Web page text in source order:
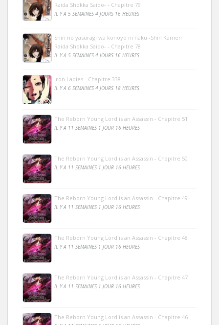
Raida Shokka Saido- - Chapitre 79
IL Y A 5 SEMAINES 4 JOURS 16 HEURES
Shin no yasuragi wa konoyo ni naku -Shin Kamen
Raida Shokka Saido- - Chapitre 78
IL Y A 5 SEMAINES 4 JOURS 16 HEURES
Iron Ladies - Chapitre 338
IL Y A 6 SEMAINES 4 JOURS 18 HEURES
The Reborn Young Lord is an Assassin - Chapitre 51
IL Y A 11 SEMAINES 1 JOUR 16 HEURES
The Reborn Young Lord is an Assassin - Chapitre 50
IL Y A 11 SEMAINES 1 JOUR 16 HEURES
The Reborn Young Lord is an Assassin - Chapitre 49
IL Y A 11 SEMAINES 1 JOUR 16 HEURES
The Reborn Young Lord is an Assassin - Chapitre 48
IL Y A 11 SEMAINES 1 JOUR 16 HEURES
The Reborn Young Lord is an Assassin - Chapitre 47
IL Y A 11 SEMAINES 1 JOUR 16 HEURES
The Reborn Young Lord is an Assassin - Chapitre 46